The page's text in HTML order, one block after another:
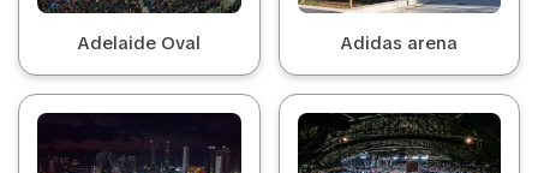
Adelaide Oval Adidas arena